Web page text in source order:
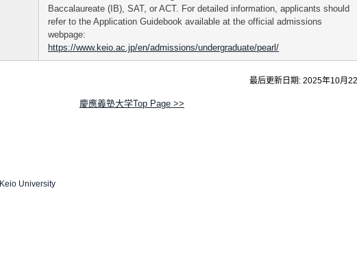
Baccalaureate (IB) , SAT, or ACT. For detailed information, applicants should
refer to the Application Guidebook available at the official admissions
webpage:
https://www.keio.ac.jp/en/admissions/undergraduate/pearl/
最后更新日期: 2025年10月
慶應義塾大学Top Page >>
Keio University